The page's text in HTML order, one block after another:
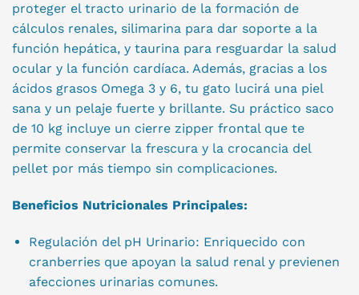
proteger el tracto urinario de la formación de
cálculos renales, silimarina para dar soporte a la
función hepática, y taurina para resguardar la salud
ocular y la función cardíaca. Además, gracias a los
ácidos grasos Omega 3 y 6, tu gato lucirá una piel
sana y un pelaje fuerte y brillante. Su práctico saco
de 10 kg incluye un cierre zipper frontal que te
permite conservar la frescura y la crocancia del
pellet por más tiempo sin complicaciones.
Beneficios Nutricionales Principales:
Regulación del pH Urinario: Enriquecido con
cranberries que apoyan la salud renal y previenen
afecciones urinarias comunes.